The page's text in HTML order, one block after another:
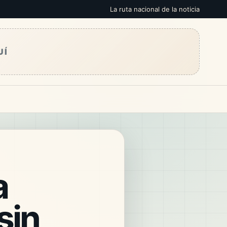
La ruta nacional de la noticia